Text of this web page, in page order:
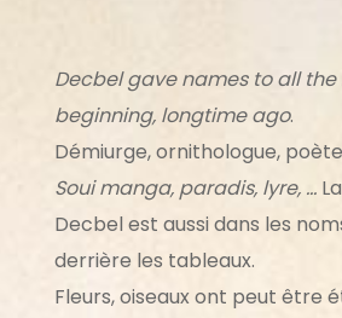
Decbel gave names to all
beginning, longtime ago.
Démiurge, ornithologue,
Soui manga, paradis, lyre, …
Decbel est aussi dans les
derrière les tableaux.
Fleurs, oiseaux ont peut être